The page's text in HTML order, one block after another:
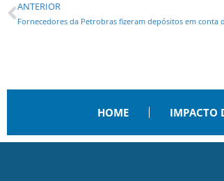
ANTERIOR
Fornecedores da Petrobras fizeram depósitos em conta
HOME IMPACTO